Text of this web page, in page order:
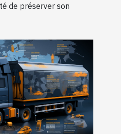
de préserver son